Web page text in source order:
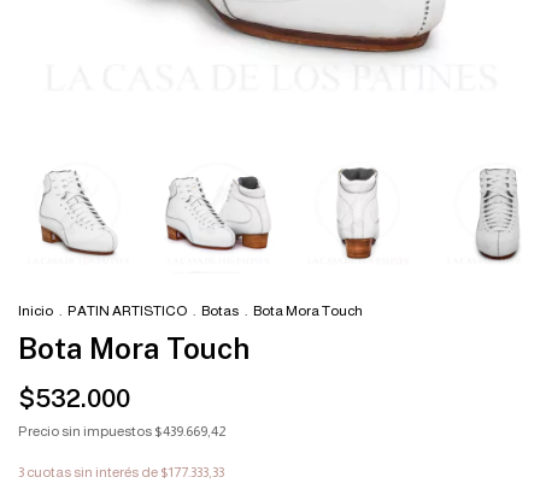
Inicio . PATIN ARTISTICO . Botas . Bota Mora Touch
Bota Mora Touch
$532.000
Precio sin impuestos $439.669,42
3 cuotas sin interés de $177.333,33